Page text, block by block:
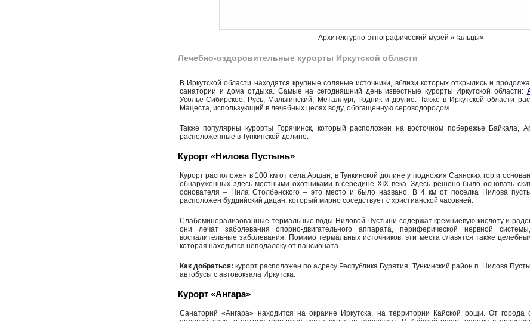
Архитектурно-этнографический музей «Тальцы»
Лечебно-оздоровительные курорты Иркутской области
В Иркутской области находятся крупные соляные источники, вблизи которых открылись и
санатории и дома отдыха. Самые на сегодняшний день известные курорты Иркутской области:
Усолье-Сибирское, Русь, Мальтинский, Металлург, Родник и другие. Также в Иркутской области
Мацеста, использующий в лечебных целях воду, обогащенную сероводородом.
Также популярны курорты Горячинск, который расположен на восточном побережье Байкала,
расположенные в Тункинской долине.
Курорт «Нилова Пустынь»
Курорт расположен в 100 км от села Аршан, в Тункинской долине у подножия Саянских гор и
обнаруженных здесь местными охотниками в середине XIX века. Здесь решено было основать
основателя – Нила Столбенского – это место и было названо. В 4 км от поселка Нилова
расположен буддийский дацан, который мирно соседствует с христианской часовней.
Слабоминерализованные термальные воды Ниловой Пустыни содержат кремниевую кислоту и
они лечат заболевания опорно-двигательного аппарата, периферической нервной
воспалительные заболевания. Помимо термальных источников, эти места славятся также
которая находится неподалеку от пансионата.
Как добраться: курорт расположен по адресу Республика Бурятия, Тункинский район п. Нилова
автобусы с автовокзала Иркутска.
Курорт «Ангара»
Санаторий «Ангара» находится на окраине Иркутска, на территории Кайской рощи. От города